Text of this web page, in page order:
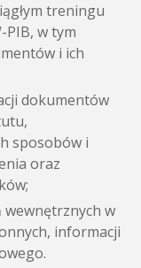
treningu
PIB, w tym
i ich
dokumentów
sposobów i
oraz
wewnętrznych w
informacji